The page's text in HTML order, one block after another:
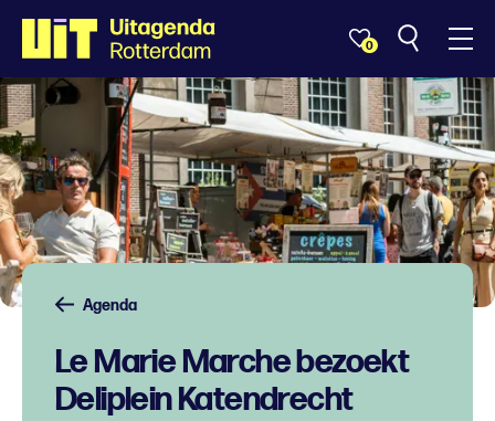
0
Agenda
Le Marie Marche bezoekt
Deliplein Katendrecht